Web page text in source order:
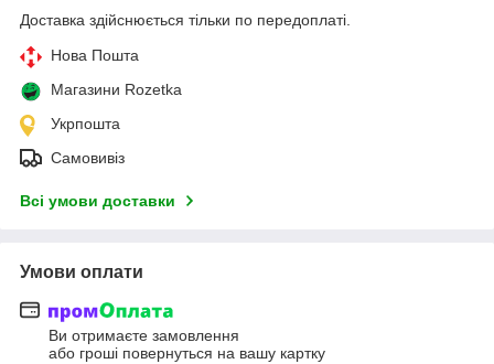
Доставка здійснюється тільки по передоплаті.
Нова Пошта
Магазини Rozetka
Укрпошта
Самовивіз
Всі умови доставки
Умови оплати
Ви отримаєте замовлення
або гроші повернуться на вашу картку